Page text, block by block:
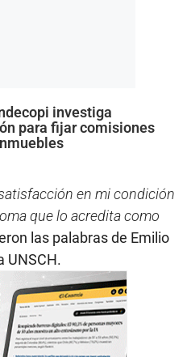
investiga
para fijar comisiones
en mi condición
que lo acredita como
las palabras de Emilio
UNSCH.